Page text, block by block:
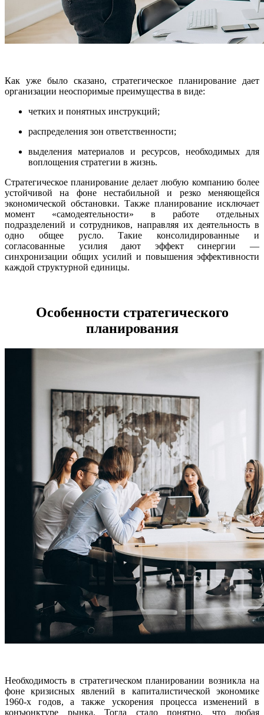
Как уже было сказано, стратегическое планирование дает
организации неоспоримые преимущества в виде:
четких и понятных инструкций;
распределения зон ответственности;
выделения материалов и ресурсов, необходимых для
воплощения стратегии в жизнь.
Стратегическое планирование делает любую компанию более
устойчивой на фоне нестабильной и резко меняющейся
экономической обстановки. Также планирование исключает
момент «самодеятельности» в работе отдельных
подразделений и сотрудников, направляя их деятельность в
одно общее русло. Такие консолидированные и
согласованные усилия дают эффект синергии —
синхронизации общих усилий и повышения эффективности
каждой структурной единицы.
Особенности стратегического
планирования
Необходимость в стратегическом планировании возникла на
фоне кризисных явлений в капиталистической экономике
1960-х годов, а также ускорения процесса изменений в
конъюнктуре рынка. Тогда стало понятно, что любая